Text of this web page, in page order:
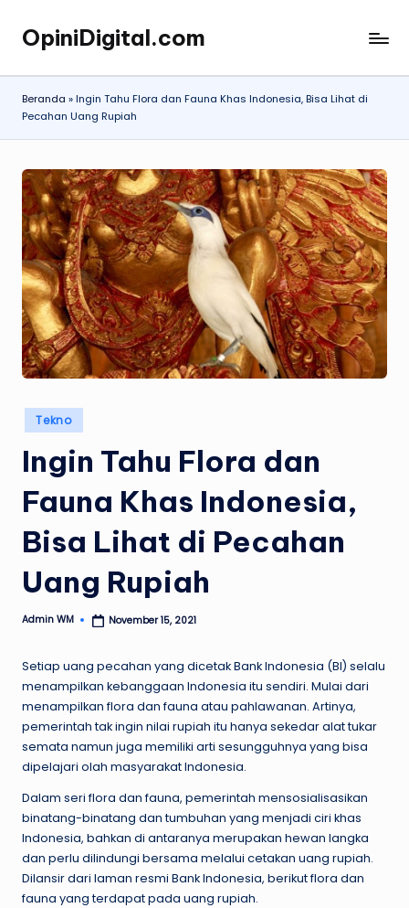
Skip
content
OpiniDigital.com
Opini
Digital
Terupdate
Beranda »Ingin Tahu Flora dan Fauna Khas Indonesia, Bisa Lihat di
Pecahan Uang Rupiah
Posted
in
Tekno
Ingin Tahu Flora dan
Fauna Khas Indonesia,
Bisa Lihat di Pecahan
Uang Rupiah
Posted
Admin WM November 15, 2021
Setiap uang pecahan yang dicetak Bank Indonesia (BI) selalu
menampilkan kebanggaan Indonesia itu sendiri. Mulai dari
menampilkan flora dan fauna atau pahlawanan. Artinya,
pemerintah tak ingin nilai rupiah itu hanya sekedar alat tukar
semata namun juga memiliki arti sesungguhnya yang bisa
dipelajari olah masyarakat Indonesia.
Dalam seri flora dan fauna, pemerintah mensosialisasikan
binatang-binatang dan tumbuhan yang menjadi ciri khas
Indonesia, bahkan di antaranya merupakan hewan langka
dan perlu dilindungi bersama melalui cetakan uang rupiah.
Dilansir dari laman resmi Bank Indonesia, berikut flora dan
fauna yang terdapat pada uang rupiah.